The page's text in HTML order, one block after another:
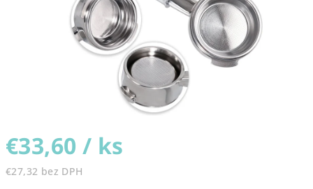
€33,60 / ks
€27,32 bez DPH